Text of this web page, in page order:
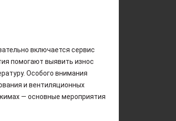
включается сервис
помогают выявить износ
Особого внимания
и вентиляционных
— основные мероприятия